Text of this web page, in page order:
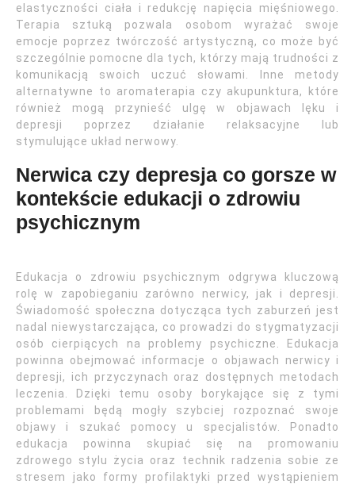
elastyczności ciała i redukcję napięcia mięśniowego.
Terapia sztuką pozwala osobom wyrażać swoje
emocje poprzez twórczość artystyczną, co może być
szczególnie pomocne dla tych, którzy mają trudności z
komunikacją swoich uczuć słowami. Inne metody
alternatywne to aromaterapia czy akupunktura, które
również mogą przynieść ulgę w objawach lęku i
depresji poprzez działanie relaksacyjne lub
stymulujące układ nerwowy.
Nerwica czy depresja co gorsze w
kontekście edukacji o zdrowiu
psychicznym
Edukacja o zdrowiu psychicznym odgrywa kluczową
rolę w zapobieganiu zarówno nerwicy, jak i depresji.
Świadomość społeczna dotycząca tych zaburzeń jest
nadal niewystarczająca, co prowadzi do stygmatyzacji
osób cierpiących na problemy psychiczne. Edukacja
powinna obejmować informacje o objawach nerwicy i
depresji, ich przyczynach oraz dostępnych metodach
leczenia. Dzięki temu osoby borykające się z tymi
problemami będą mogły szybciej rozpoznać swoje
objawy i szukać pomocy u specjalistów. Ponadto
edukacja powinna skupiać się na promowaniu
zdrowego stylu życia oraz technik radzenia sobie ze
stresem jako formy profilaktyki przed wystąpieniem